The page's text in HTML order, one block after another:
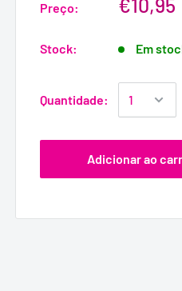
Preço: €10,95
Stock: Em
Quantidade:
Adicionar ao